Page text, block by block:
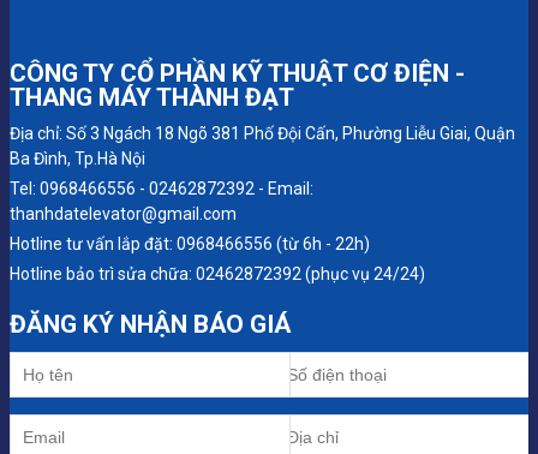
CÔNG TY CỔ PHẦN KỸ THUẬT CƠ ĐIỆN -
THANG MÁY THÀNH ĐẠT
Địa chỉ: Số 3 Ngách 18 Ngõ 381 Phố Đội Cấn, Phường Liễu Giai, Quận
Ba Đình, Tp.Hà Nội
Tel: 0968466556 - 02462872392 - Email:
thanhdatelevator@gmail.com
Hotline tư vấn lắp đặt: 0968466556 (từ 6h - 22h)
Hotline bảo trì sửa chữa: 02462872392 (phục vụ 24/24)
ĐĂNG KÝ NHẬN BÁO GIÁ